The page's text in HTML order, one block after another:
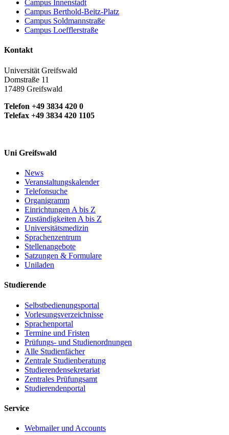
Campus Innenstadt
Campus Berthold-Beitz-Platz
Campus Soldmannstraße
Campus Loefflerstraße
Kontakt
Universität Greifswald
Domstraße 11
17489 Greifswald
Telefon +49 3834 420 0
Telefax +49 3834 420 1105
Uni Greifswald
News
Veranstaltungskalender
Telefonsuche
Organigramm
Einrichtungen A bis Z
Zuständigkeiten A bis Z
Universitätsmedizin
Sprachenzentrum
Stellenangebote
Satzungen & Formulare
Uniladen
Studierende
Selbstbedienungsportal
Vorlesungsverzeichnisse
Sprachenportal
Termine und Fristen
Prüfungs- und Studienordnungen
Alle Studienfächer
Zentrale Studienberatung
Studierendensekretariat
Zentrales Prüfungsamt
Studierendenportal
Service
Webmailer und Accounts